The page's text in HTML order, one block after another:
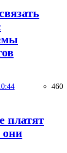
460
платят
они